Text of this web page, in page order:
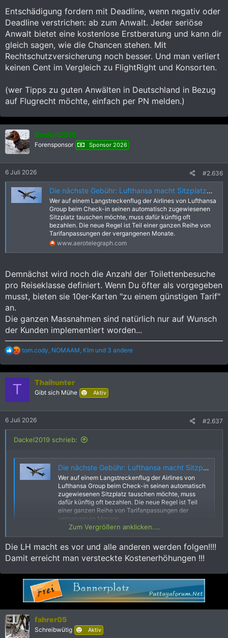
Entschädigung fordern mit Deadline, wenn negativ oder
Deadline verstrichen: ab zum Anwalt. Jeder seriöse
Anwalt bietet eine kostenlose Erstberatung und kann dir
gleich sagen, wie die Chancen stehen. Mit
Rechtschutzversicherung noch besser. Und man verliert
keinen Cent im Vergleich zu FlightRight und Konsorten.
(wer Tipps zu guten Anwälten in Deutschland in Bezug
auf Flugrecht möchte, einfach per PN melden.)
Dackel2019
Forensponsor Sponsor 2026
6 Juli 2026 #2.636
Die nächste Gebühr: Lufthansa macht Sitzplatzwechsel kostenpflichtig | aeroTELEGRAPH
Wer auf einem Langstreckenflug der Airlines von Lufthansa
Group beim Check-in seinen automatisch zugewiesenen
Sitzplatz tauschen möchte, muss dafür künftig oft
bezahlen. Die neue Regel ist Teil einer ganzen Reihe von
Tarifanpassungen der vergangenen Monate.
www.aerotelegraph.com
Demnächst wird noch die Anzahl der Toilettenbesuche
pro Reiseklasse definiert. Wenn Du öfter als vorgegeben
musst, bieten sie 10er-Karten "zu einem günstigen Tarif"
an.
Die ganzen Massnahmen sind natürlich nur auf Wunsch
der Kunden implementiert worden...
R
a
k
n
:
tom.cody NOMAAM KIm und 3 andere
T Thaihunter
Gibt sich Mühe Aktiv
6 Juli 2026 #2.637
Dackel2019 schrieb:
Die nächste Gebühr: Lufthansa macht Sitzplatzwechsel kostenpflichtig | aeroTELEGRAPH
Wer auf einem Langstreckenflug der Airlines von
Lufthansa Group beim Check-in seinen automatisch
zugewiesenen Sitzplatz tauschen möchte, muss
dafür künftig oft bezahlen. Die neue Regel ist Teil
einer ganzen Reihe von Tarifanpassungen der
vergangenen Monate.
www.aerotelegraph.com
Demnächst wird noch die Anzahl der Toilettenbesuche pro
Reiseklasse definiert. Wenn Du öfter als vorgegeben musst,
bieten sie 10er-Karten "zu einem günstigen Tarif" an.
Die ganzen Massnahmen sind natürlich nur auf Wunsch der
Kunden implementiert worden...
Zum Vergrößern anklicken....
Die LH macht es vor und alle anderen werden folgen!!!!
Damit erreicht man versteckte Kostenerhöhungen !!!
fahrer05
Schreibwütig Aktiv